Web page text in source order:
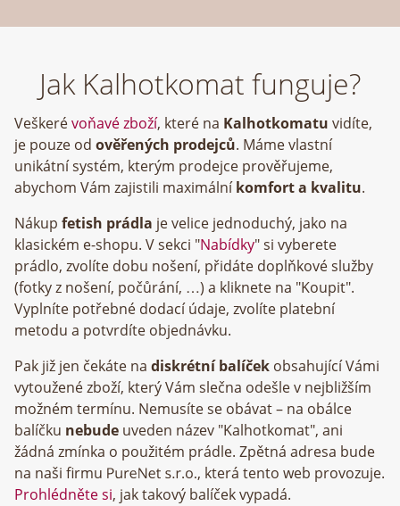
Jak Kalhotkomat funguje?
Veškerévoňavé zboží, které na Kalhotkomatu vidíte,
je pouze od ověřených prodejců. Máme vlastní
unikátní systém, kterým prodejce prověřujeme,
abychom Vám zajistili maximálníkomfort a kvalitu.
Nákup fetish prádla je velice jednoduchý, jako na
klasickém e-shopu. V sekci "Nabídky" si vyberete
prádlo, zvolíte dobu nošení, přidáte doplňkové služby
(fotky z nošení, počůrání, …) a kliknete na "Koupit".
Vyplníte potřebné dodací údaje, zvolíte platební
metodu a potvrdíte objednávku.
Pak již jen čekáte na diskrétní balíček obsahující Vámi
vytoužené zboží, který Vám slečna odešle v nejbližším
možném termínu. Nemusíte se obávat – na obálce
balíčku nebude uveden název "Kalhotkomat", ani
žádná zmínka o použitém prádle. Zpětná adresa bude
na naši firmu
, která tento web provozuje.
Prohlédněte si, jak takový balíček vypadá.